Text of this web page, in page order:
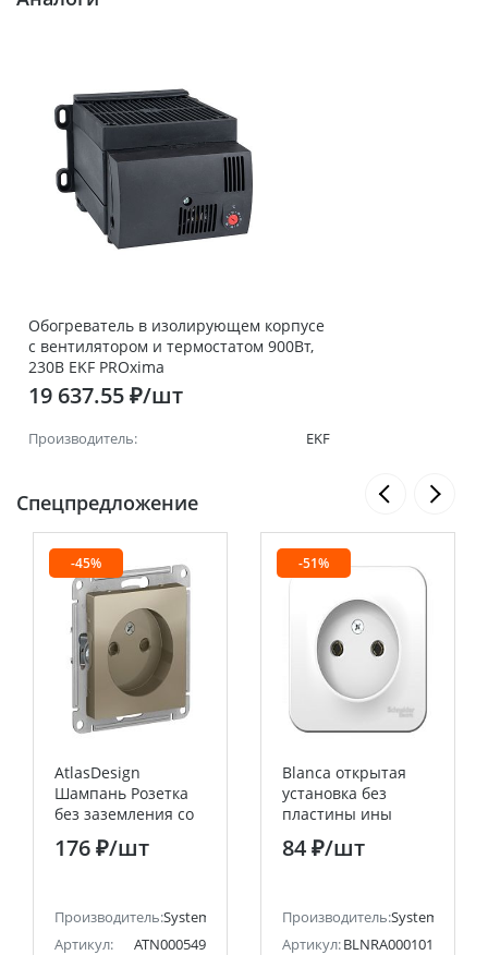
Обогреватель в изолирующем корпусе
с вентилятором и термостатом 900Вт,
230В EKF PROxima
19 637.55 ₽/шт
Производитель: EKF
Спецпредложение
(ранее Schneider Electric)
-45%
AtlasDesign
Шампань Розетка
без заземления со
шторками 16А
Systeme Electric
176 ₽/шт
Производитель:Systeme Electric (ранее Schneider Electric)
Артикул:
ATN000549
-51%
Blanca открытая
установка без
пластины ины
Белый Розетка без
заземления, 16А
84 ₽/шт
Производитель:Systeme
Артикул:BLNRA000101